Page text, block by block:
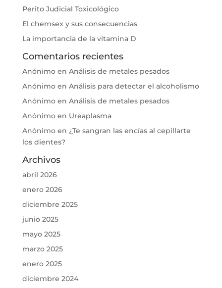
Perito Judicial Toxicológico
El chemsex y sus consecuencias
La importancia de la vitamina D
Comentarios recientes
Anónimoen Análisis de metales pesados
Anónimoen Análisis para detectar el alcoholismo
Anónimoen Análisis de metales pesados
Anónimoen Ureaplasma
Anónimoen ¿Te sangran las encías al cepillarte
los dientes?
Archivos
abril 2026
enero 2026
diciembre 2025
junio 2025
mayo 2025
marzo 2025
enero 2025
diciembre 2024